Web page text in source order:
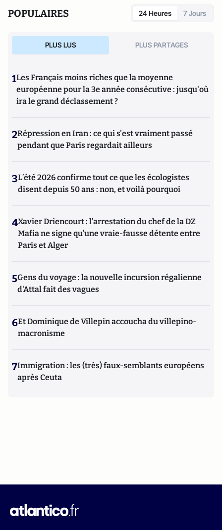
POPULAIRES 24 Heures 7 Jours
PLUS LUS PLUS PARTAGES
1Les Français moins riches que la moyenne
européenne pour la 3e année consécutive : jusqu'où
ira le grand déclassement ?
2Répression en Iran : ce qui s'est vraiment passé
pendant que Paris regardait ailleurs
3L’été 2026 confirme tout ce que les écologistes
disent depuis 50 ans : non, et voilà pourquoi
4Xavier Driencourt : l’arrestation du chef de la DZ
Mafia ne signe qu’une vraie-fausse détente entre
Paris et Alger
5Gens du voyage : la nouvelle incursion régalienne
d'Attal fait des vagues
6Et Dominique de Villepin accoucha du villepino-
macronisme
7Immigration : les (très) faux-semblants européens
après Ceuta